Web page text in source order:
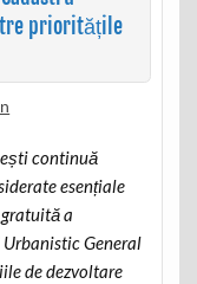
prioritățile
continuă
esențiale
a
General
de dezvoltare